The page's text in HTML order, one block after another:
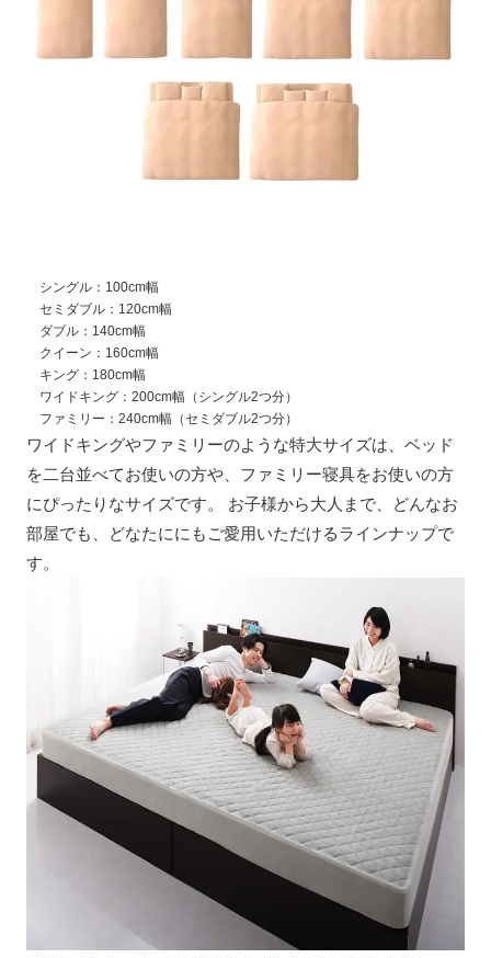
シングル：100cm幅
セミダブル：120cm幅
ダブル：140cm幅
クイーン：160cm幅
キング：180cm幅
ワイドキング：200cm幅（シングル2つ分）
ファミリー：240cm幅（セミダブル2つ分）
ワイドキングやファミリーのような特大サイズは、ベッド
を二台並べてお使いの方や、ファミリー寝具をお使いの方
にぴったりなサイズです。 お子様から大人まで、どんなお
部屋でも、どなたににもご愛用いただけるラインナップで
す。